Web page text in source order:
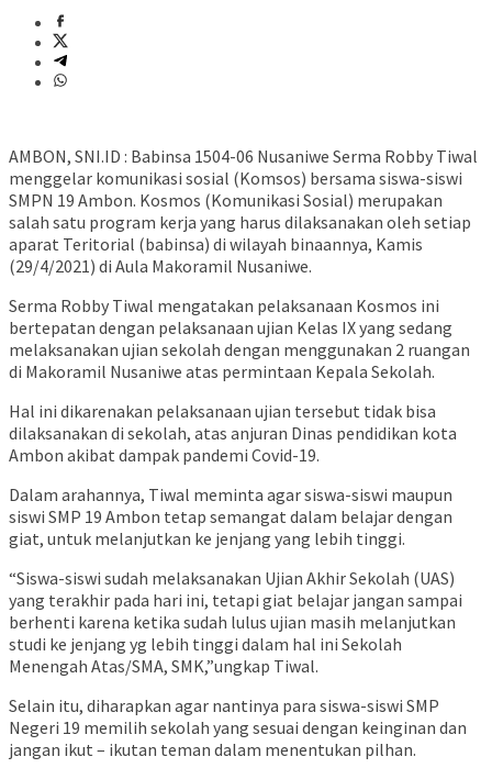
AMBON, SNI.ID : Babinsa 1504-06 Nusaniwe Serma Robby Tiwal
menggelar komunikasi sosial (Komsos) bersama siswa-siswi
SMPN 19 Ambon. Kosmos (Komunikasi Sosial) merupakan
salah satu program kerja yang harus dilaksanakan oleh setiap
aparat Teritorial (babinsa) di wilayah binaannya, Kamis
(29/4/2021) di Aula Makoramil Nusaniwe.
Serma Robby Tiwal mengatakan pelaksanaan Kosmos ini
bertepatan dengan pelaksanaan ujian Kelas IX yang sedang
melaksanakan ujian sekolah dengan menggunakan 2 ruangan
di Makoramil Nusaniwe atas permintaan Kepala Sekolah.
Hal ini dikarenakan pelaksanaan ujian tersebut tidak bisa
dilaksanakan di sekolah, atas anjuran Dinas pendidikan kota
Ambon akibat dampak pandemi Covid-19.
Dalam arahannya, Tiwal meminta agar siswa-siswi maupun
siswi SMP 19 Ambon tetap semangat dalam belajar dengan
giat, untuk melanjutkan ke jenjang yang lebih tinggi.
“Siswa-siswi sudah melaksanakan Ujian Akhir Sekolah (UAS)
yang terakhir pada hari ini, tetapi giat belajar jangan sampai
berhenti karena ketika sudah lulus ujian masih melanjutkan
studi ke jenjang yg lebih tinggi dalam hal ini Sekolah
Menengah Atas/SMA, SMK,”ungkap Tiwal.
Selain itu, diharapkan agar nantinya para siswa-siswi SMP
Negeri 19 memilih sekolah yang sesuai dengan keinginan dan
jangan ikut – ikutan teman dalam menentukan pilhan.